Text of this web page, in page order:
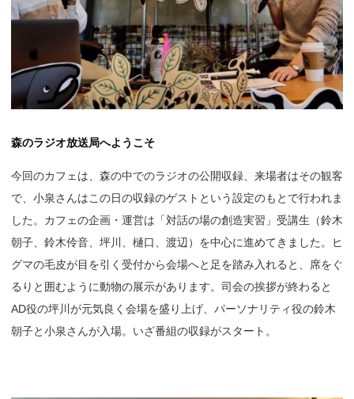
森のラジオ放送局へようこそ
今回のカフェは、森の中でのラジオの公開収録、来場者はその観客
で、小泉さんはこの日の収録のゲストという設定のもとで行われま
した。カフェの企画・運営は「対話の場の創造実習」受講生（鈴木
朝子、鈴木伶音、坪川、樋口、渡辺）を中心に進めてきました。ヒ
グマの毛皮が目を引く受付から会場へと足を踏み入れると、席をぐ
るりと囲むように動物の展示があります。司会の挨拶が終わると
AD役の坪川が元気良く会場を盛り上げ、パーソナリティ役の鈴木
朝子と小泉さんが入場。いざ番組の収録がスタート。